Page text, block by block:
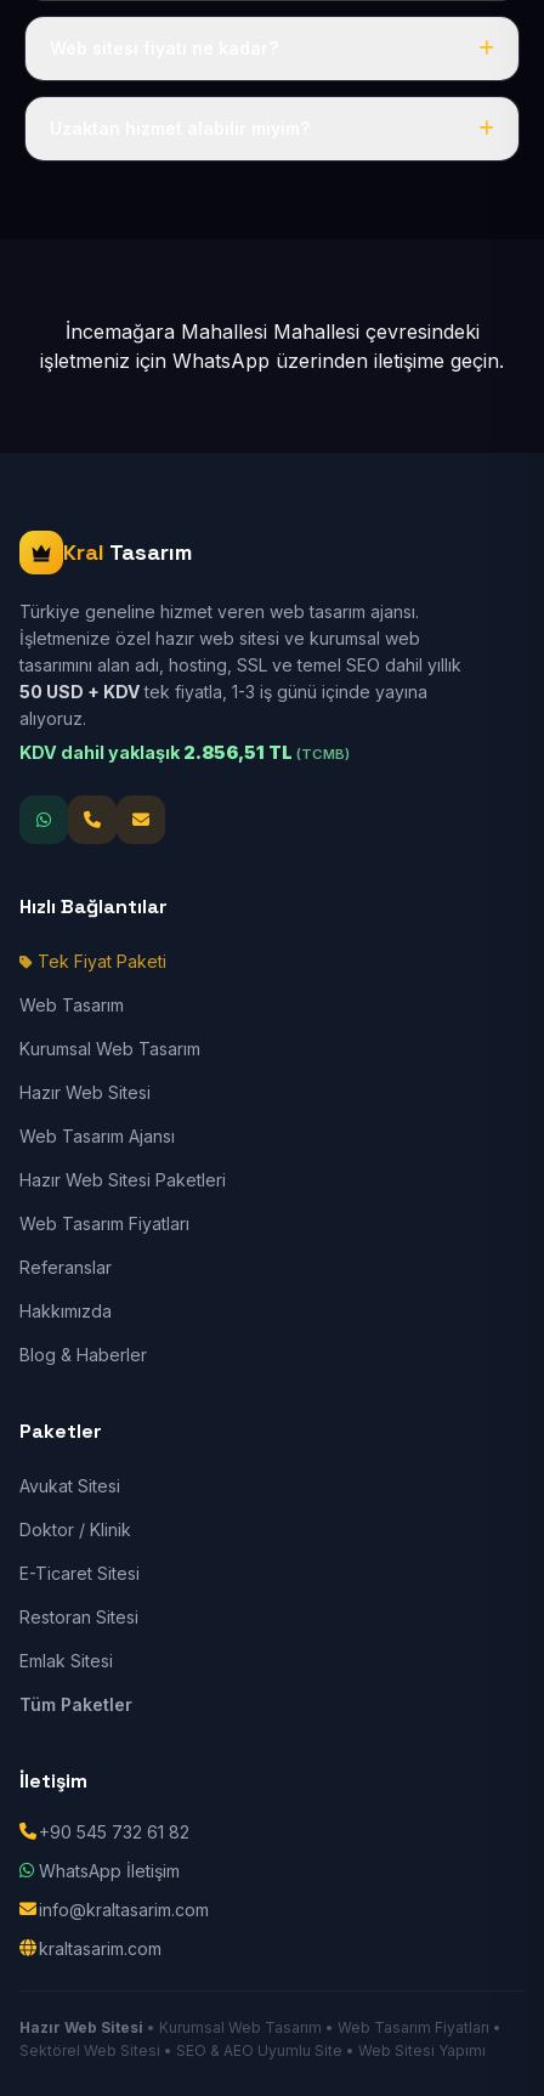
Evet, İncemağara Mahallesi dahil tüm Sarız ve Sarız
Tek fiyat: yılda 50 USD + KDV, her şey dahil.
İncemağara Mahallesi Mahallesi çevresindeki
işletmeniz için WhatsApp üzerinden iletişime geçin.
Kral Tasarım
Türkiye geneline hizmet veren web tasarım ajansı.
İşletmenize özel hazır web sitesi ve kurumsal web
tasarımını alan adı, hosting, SSL ve temel SEO dahil yıllık
50 USD + KDVtek fiyatla, 1-3 iş günü içinde yayına
alıyoruz.
KDV dahil yaklaşık 2.856,51 TL (TCMB)
Hızlı Bağlantılar
Tek Fiyat Paketi
Web Tasarım
Kurumsal Web Tasarım
Hazır Web Sitesi
Web Tasarım Ajansı
Hazır Web Sitesi Paketleri
Web Tasarım Fiyatları
Referanslar
Hakkımızda
Blog & Haberler
Paketler
Avukat Sitesi
Doktor / Klinik
E-Ticaret Sitesi
Restoran Sitesi
Emlak Sitesi
Tüm Paketler
İletişim
+90 545 732 61 82
WhatsApp İletişim
info@kraltasarim.com
kraltasarim.com
Hazır Web Sitesi • Kurumsal Web Tasarım • Web Tasarım Fiyatları •
Sektörel Web Sitesi • SEO & AEO Uyumlu Site • Web Sitesi Yapımı